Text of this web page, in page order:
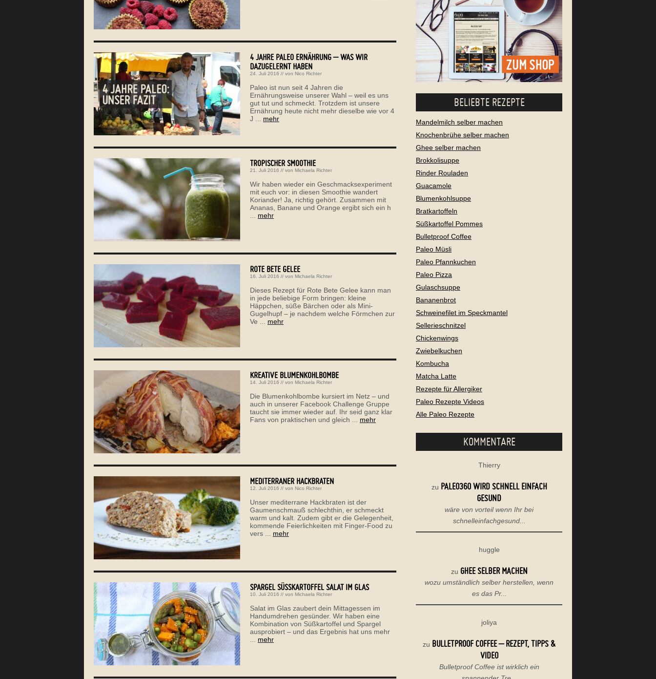
4 JAHRE PALEO ERNÄHRUNG – WAS WIR
DAZUGELERNT HABEN
24. Juli 2016 // von Nico Richter
Paleo ist nun seit 4 Jahren die
Ernährungsweise unserer Wahl – weil es uns
gut tut und schmeckt. Trotzdem ist unsere
Ernährung heute nicht mehr dieselbe wie vor 4
J ... mehr
TROPISCHER SMOOTHIE
21. Juli 2016 // von Michaela Richter
Wir haben wieder ein Geschmacksexperiment
mit euch vor: in diesen Smoothie wandert
Koriander! Ja, richtig gehört. Zusammen mit
Ananas, Banane und Orange ergibt sich ein h
mehr
ROTE BETE GELEE
16. Juli 2016 // von Michaela Richter
Dieses Rezept für Rote Bete Gelee kann man
in jede beliebige Form bringen: kleine
Häppchen, süße Bärchen oder als Mini-
Gugelhupf – je nachdem welche Förmchen zur
Ve ... mehr
KREATIVE BLUMENKOHLBOMBE
14. Juli 2016 // von Michaela Richter
Die Blumenkohlbombe kursiert im Netz – und
auch in unserer Facebook Challenge Gruppe
taucht sie immer wieder auf. Ihr seid ganz klar
Fans von praktischen und gleich ... mehr
MEDITERRANER HACKBRATEN
12. Juli 2016 // von Nico Richter
Unser mediterrane Hackbraten ist der
Gaumenschmauß schlechthin, er schmeckt
warm und kalt. Zudem gibt er die Gelegenheit,
kommende Feierlichkeiten mit Finger-Food zu
vers ... mehr
SPARGEL SÜSSKARTOFFEL SALAT IM GLAS
10. Juli 2016 // von Michaela Richter
Salat im Glas zaubert dein Mittagessen im
Handumdrehen gesünder. Wir haben eine
Kombination von Süßkartoffel und Spargel
ausprobiert – und das Ergebnis hat uns mehr
mehr
BELIEBTE REZEPTE
Mandelmilch selber machen
Knochenbrühe selber machen
Ghee selber machen
Brokkolisuppe
Rinder Rouladen
Guacamole
Blumenkohlsuppe
Bratkartoffeln
Süßkartoffel Pommes
Bulletproof Coffee
Paleo Müsli
Paleo Pfannkuchen
Paleo Pizza
Gulaschsuppe
Bananenbrot
Schweinefilet im Speckmantel
Sellerieschnitzel
Chickenwings
Zwiebelkuchen
Kombucha
Matcha Latte
Rezepte für Allergiker
Paleo Rezepte Videos
Alle Paleo Rezepte
KOMMENTARE
Thierry
zu PALEO360 WIRD SCHNELL EINFACH
GESUND
wäre von vorteil wenn Ihr bei
schnelleinfachgesund...
huggle
zu GHEE SELBER MACHEN
wozu umständlich selber herstellen, wenn
es das Pr...
joliya
zu BULLETPROOF COFFEE – REZEPT, TIPPS &
VIDEO
Bulletproof Coffee ist wirklich ein